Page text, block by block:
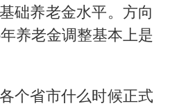
础养老金水平。方向
养老金调整基本上是
个省市什么时候正式